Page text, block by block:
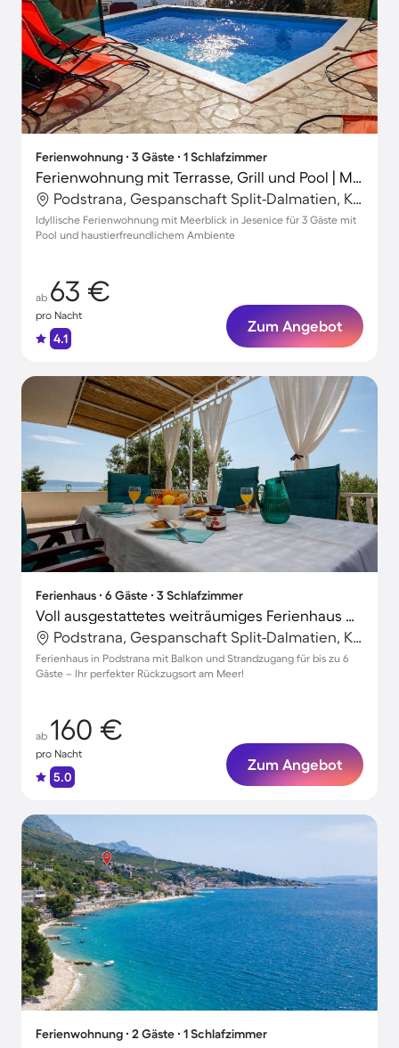
Ferienwohnung ∙ 3 Gäste ∙ 1 Schlafzimmer
Ferienwohnung mit Terrasse, Grill und Pool | Meerblick
Podstrana, Gespanschaft Split-Dalmatien, Kroatien
Idyllische Ferienwohnung mit Meerblick in Jesenice für 3 Gäste mit
Pool und haustierfreundlichem Ambiente
ab 63 €
pro Nacht
4.1
Zum Angebot
Ferienhaus ∙ 6 Gäste ∙ 3 Schlafzimmer
Voll ausgestattetes weiträumiges Ferienhaus mit Grill | Nah am Strand | Ideal für Homeoffice
Podstrana, Gespanschaft Split-Dalmatien, Kroatien
Ferienhaus in Podstrana mit Balkon und Strandzugang für bis zu 6
Gäste – Ihr perfekter Rückzugsort am Meer!
ab 160 €
pro Nacht
5.0
Zum Angebot
Ferienwohnung ∙ 2 Gäste ∙ 1 Schlafzimmer